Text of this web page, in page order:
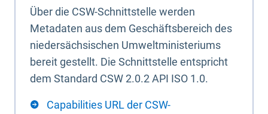
Über die CSW-Schnittstelle werden
Metadaten aus dem Geschäftsbereich des
niedersächsischen Umweltministeriums
bereit gestellt. Die Schnittstelle entspricht
dem Standard CSW 2.0.2 API ISO 1.0.
Capabilities URL der CSW-